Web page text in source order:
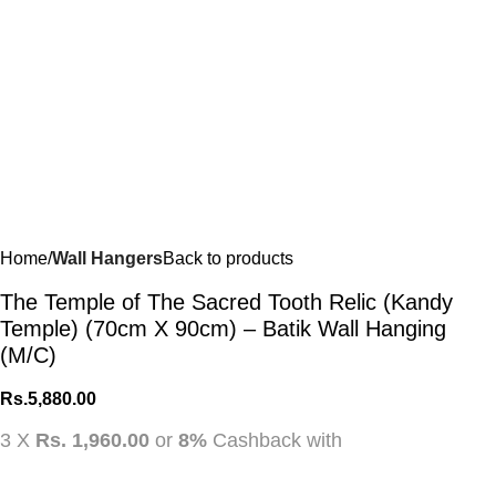
Home Wall HangersBack to products
The Temple of The Sacred Tooth Relic (Kandy
Temple) (70cm X 90cm) – Batik Wall Hanging
(M/C)
Rs.5,880.00
3 X Rs. 1,960.00 or 8% Cashback with